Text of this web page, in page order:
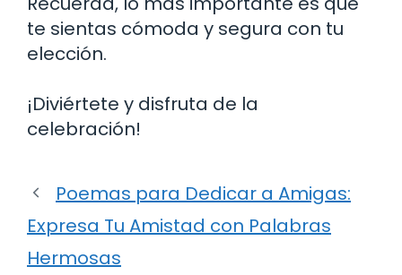
te sientas cómoda y segura con tu
elección.
¡Diviértete y disfruta de la
celebración!
Poemas para Dedicar a Amigas:
Expresa Tu Amistad con Palabras
Hermosas